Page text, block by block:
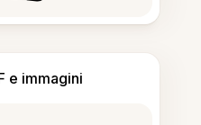
e immagini